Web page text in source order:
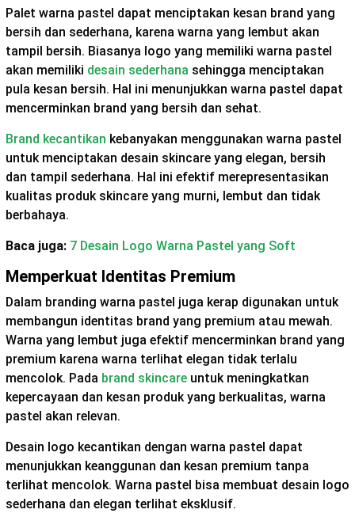
Palet warna pastel dapat menciptakan kesan brand yang
bersih dan sederhana, karena warna yang lembut akan
tampil bersih. Biasanya logo yang memiliki warna pastel
akan memiliki desain sederhana sehingga menciptakan
pula kesan bersih. Hal ini menunjukkan warna pastel dapat
mencerminkan brand yang bersih dan sehat.
Brand kecantikan kebanyakan menggunakan warna pastel
untuk menciptakan desain skincare yang elegan, bersih
dan tampil sederhana. Hal ini efektif merepresentasikan
kualitas produk skincare yang murni, lembut dan tidak
berbahaya.
Baca juga: 7 Desain Logo Warna Pastel yang Soft
Memperkuat Identitas Premium
Dalam branding warna pastel juga kerap digunakan untuk
membangun identitas brand yang premium atau mewah.
Warna yang lembut juga efektif mencerminkan brand yang
premium karena warna terlihat elegan tidak terlalu
mencolok. Pada brand skincare untuk meningkatkan
kepercayaan dan kesan produk yang berkualitas, warna
pastel akan relevan.
Desain logo kecantikan dengan warna pastel dapat
menunjukkan keanggunan dan kesan premium tanpa
terlihat mencolok. Warna pastel bisa membuat desain logo
sederhana dan elegan terlihat eksklusif.